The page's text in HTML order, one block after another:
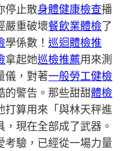
停止散身體健康檢查播
嚴重破壞餐飲業體檢了
學係數！巡迴體檢推
拿起她巡檢推薦用來測
儀，對著一般勞工健檢
的警告。那些甜甜體檢
打算用來「與林天秤進
現在全部成了武器。
考驗，已經從一場力量